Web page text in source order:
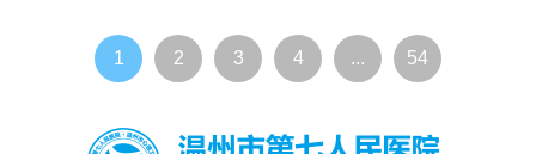
1 2 3 4 ... 54